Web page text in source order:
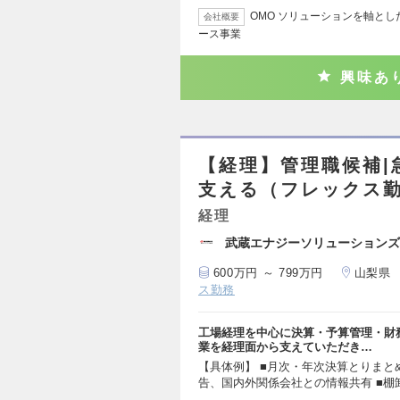
会社概要
OMO ソリューションを軸と
ース事業
興味あ
【経理】管理職候補
支える（フレックス
経理
武蔵エナジーソリューション
600万円 ～ 799万円
山梨県
ス勤務
工場経理を中心に決算・予算管理・
業を経理面から支えていただき…
【具体例】 ■月次・年次決算とりま
告、国内外関係会社との情報共有 ■